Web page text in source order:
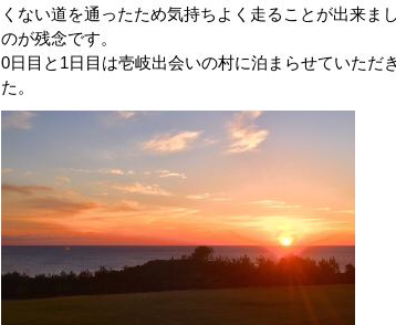
くない道を通ったため気持ちよく走ることが出来
のが残念です。
0日目と1日目は壱岐出会いの村に泊まらせていただ
た。